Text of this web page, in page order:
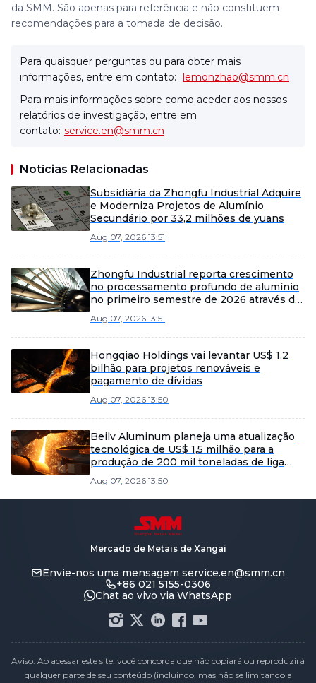
da SMM. São apenas para referência e não constituem
recomendações para a tomada de decisão.
Para quaisquer perguntas ou para obter mais
informações, entre em contato: lemonzhao@smm.cn
Para mais informações sobre como aceder aos nossos
relatórios de investigação, entre em
contato: service.en@smm.cn
Notícias Relacionadas
Subsidiária da Zhongfu Industrial Adquire
e Moderniza Projetos de Alumínio
Secundário por 33,2 milhões de yuans
Aug 07, 2026 13:51
Zhongfu Industrial reporta crescimento
no processamento profundo de alumínio
no primeiro semestre de 2026 através de
Aug 07, 2026 13:51
Hongqiao Holdings vai levantar US$ 1,2
bilhão para projetos renováveis e
pagamento de dívidas
Aug 07, 2026 13:50
Beilv Aluminum planeja uma atualização
tecnológica de US$ 1,5 milhão para a
produção de 200 mil toneladas de liga
Aug 07, 2026 13:50
Mercado de Metais de Xangai
Envie-nos uma mensagem service.en@smm.cn
+86 021 5155-0306
Chat ao vivo via WhatsApp
Aviso: Ao acessar este site, você concorda que não copiará ou reproduzirá
qualquer parte de seu conteúdo (incluindo, mas não se limitando a